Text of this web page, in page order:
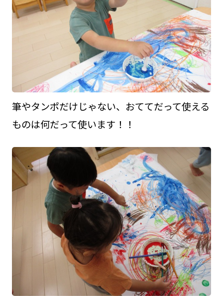
筆やタンポだけじゃない、おててだって使える
ものは何だって使います！！